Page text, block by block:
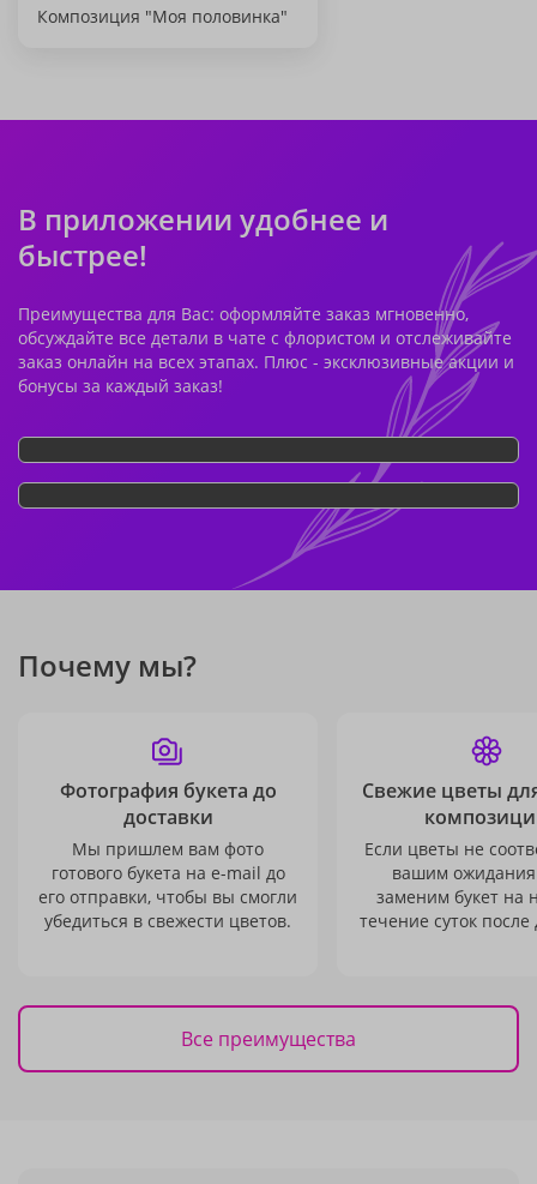
Композиция "Моя половинка"
В приложении удобнее и
быстрее!
Преимущества для Вас: оформляйте заказ мгновенно,
обсуждайте все детали в чате с флористом и отслеживайте
заказ онлайн на всех этапах. Плюс - эксклюзивные акции и
бонусы за каждый заказ!
Почему мы?
Фотография букета до
доставки
Мы пришлем вам фото
готового букета на e-mail до
его отправки, чтобы вы смогли
убедиться в свежести цветов.
Свежие цветы
Если цветы не
вашим
заменим букет на
течение суток после
Все преимущества